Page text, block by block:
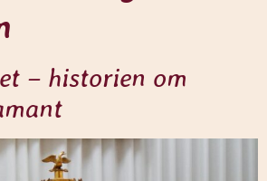
– historien om